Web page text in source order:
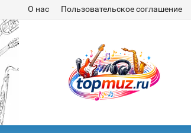
О нас Пользовательское соглашение